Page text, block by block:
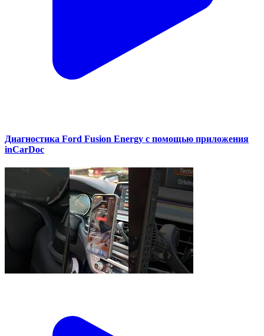
Диагностика Ford Fusion Energy с помощью приложения
inCarDoc